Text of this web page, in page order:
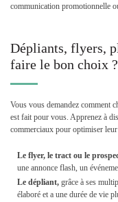
communication promotionnelle
Dépliants, flyers,
faire le bon choix ?
Vous vous demandez comment
est fait pour vous. Apprenez à
commerciaux pour optimiser
Le flyer, le tract ou le
une annonce flash, un
Le dépliant, grâce à ses
élaboré et a une durée de vie